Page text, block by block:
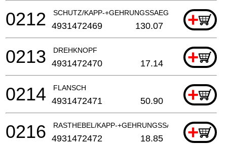
SCHUTZ/KAPP-+GEHRUNGSSAEGE +
0212 4931472469 130.07
DREHKNOPF +
0213 4931472470 17.14
FLANSCH +
0214 4931472471 50.90
RASTHEBEL/KAPP-+GEHRUNGSSAEGE+
0216 4931472472 18.85